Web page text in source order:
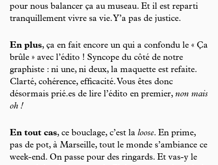
pour nous balancer ça au museau. Et il est reparti
tranquillement vivre sa vie. Y’a pas de justice.
En plus, ça en fait encore un qui a confondu le « Ça
brûle » avec l’édito ! Syncope du côté de notre
graphiste : ni une, ni deux, la maquette est refaite.
Clarté, cohérence, efficacité. Vous êtes donc
désormais prié.es de lire l’édito en premier, non mais
oh !
En tout cas, ce bouclage, c’est la loose. En prime,
pas de pot, à Marseille, tout le monde s’ambiance ce
week-end. On passe pour des ringards. Et vas-y le